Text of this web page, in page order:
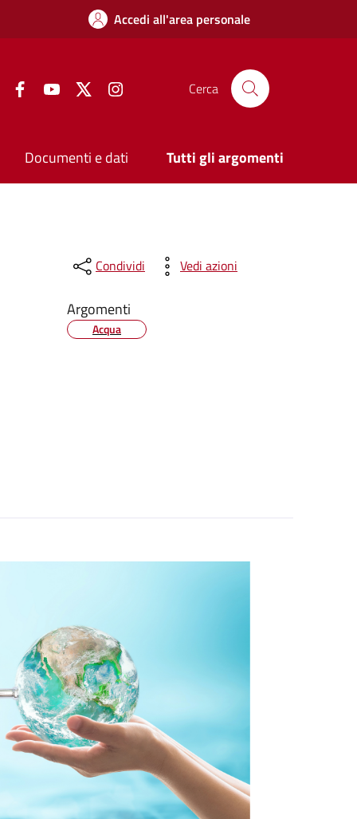
Accedi all'area personale
FacebookYouTube Twitter Cerca
Documenti e dati Tutti gli argomenti
Condividi Vedi azioni
Argomenti
Acqua